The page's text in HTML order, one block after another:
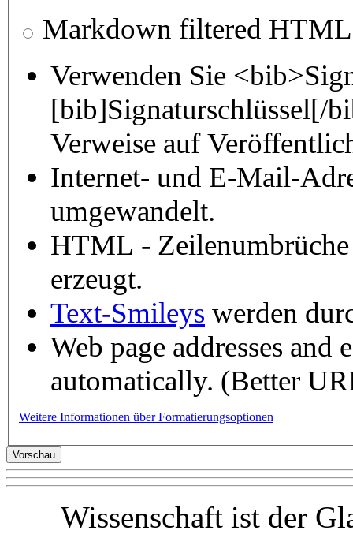
Markdown filtered HTML
Verwenden Sie
[bib]Signaturschlüssel[/
Verweise auf
Internet- und E-Mail-
umgewandelt.
HTML - Zeilenumbrüche
erzeugt.
Text-Smileys werden
Web page addresses
automatically. (Better
Weitere Informationen über Formatierungsoptionen
Wissenschaft ist der